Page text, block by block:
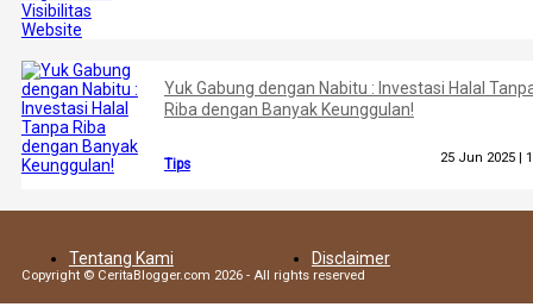
Yuk Gabung dengan Nabitu : Investasi Halal
Riba dengan Banyak Keunggulan!
Tips 25 Jun 2025 |
Tentang Kami Disclaimer
Copyright © CeritaBlogger.com 2026 - All rights reserved